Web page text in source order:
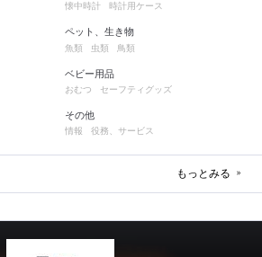
懐中時計 時計用ケース
ペット、生き物
魚類 虫類 鳥類
ベビー用品
おむつ セーフティグッズ
その他
情報 役務、サービス
もっとみる